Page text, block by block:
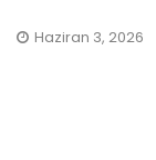
Haziran 3, 2026